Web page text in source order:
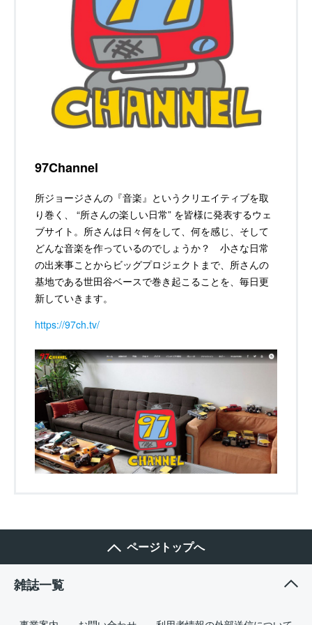
97Channel
所ジョージさんの『音楽』というクリエイティブを取
り巻く、 “所さんの楽しい日常” を皆様に発表するウェ
ブサイト。所さんは日々何をして、何を感じ、そして
どんな音楽を作っているのでしょうか？ 小さな日常
の出来事ことからビッグプロジェクトまで、所さんの
基地である世田谷ベースで巻き起こることを、毎日更
新していきます。
https://97ch.tv/
ページトップへ
雑誌一覧